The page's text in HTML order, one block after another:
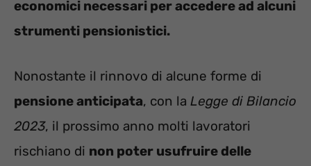
economici necessari per accedere ad alcuni
strumenti pensionistici.
Nonostante il rinnovo di alcune forme di
pensione anticipata, con la Legge di Bilancio
2023, il prossimo anno molti lavoratori
rischiano di non poter usufruire delle